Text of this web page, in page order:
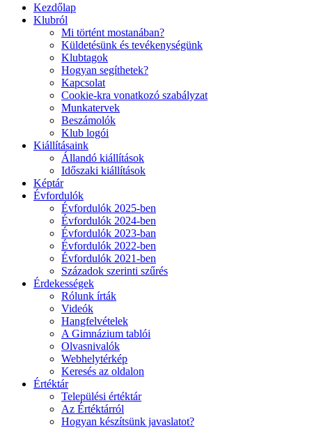
Kezdőlap
Klubról
Mi történt mostanában?
Küldetésünk és tevékenységünk
Klubtagok
Hogyan segíthetek?
Kapcsolat
Cookie-kra vonatkozó szabályzat
Munkatervek
Beszámolók
Klub logói
Kiállításaink
Állandó kiállítások
Időszaki kiállítások
Képtár
Évfordulók
Évfordulók 2025-ben
Évfordulók 2024-ben
Évfordulók 2023-ban
Évfordulók 2022-ben
Évfordulók 2021-ben
Századok szerinti szűrés
Érdekességek
Rólunk írták
Videók
Hangfelvételek
A Gimnázium tablói
Olvasnivalók
Webhelytérkép
Keresés az oldalon
Értéktár
Települési értéktár
Az Értéktárról
Hogyan készítsünk javaslatot?